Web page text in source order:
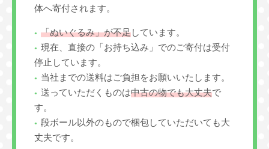
体へ寄付されます。
「ぬいぐるみ」が不足しています。
現在、直接の「お持ち込み」でのご寄付は受付
停止しています。
当社までの送料はご負担をお願いいたします。
送っていただくものは中古の物でも大丈夫で
す。
段ボール以外のもので梱包していただいても大
丈夫です。